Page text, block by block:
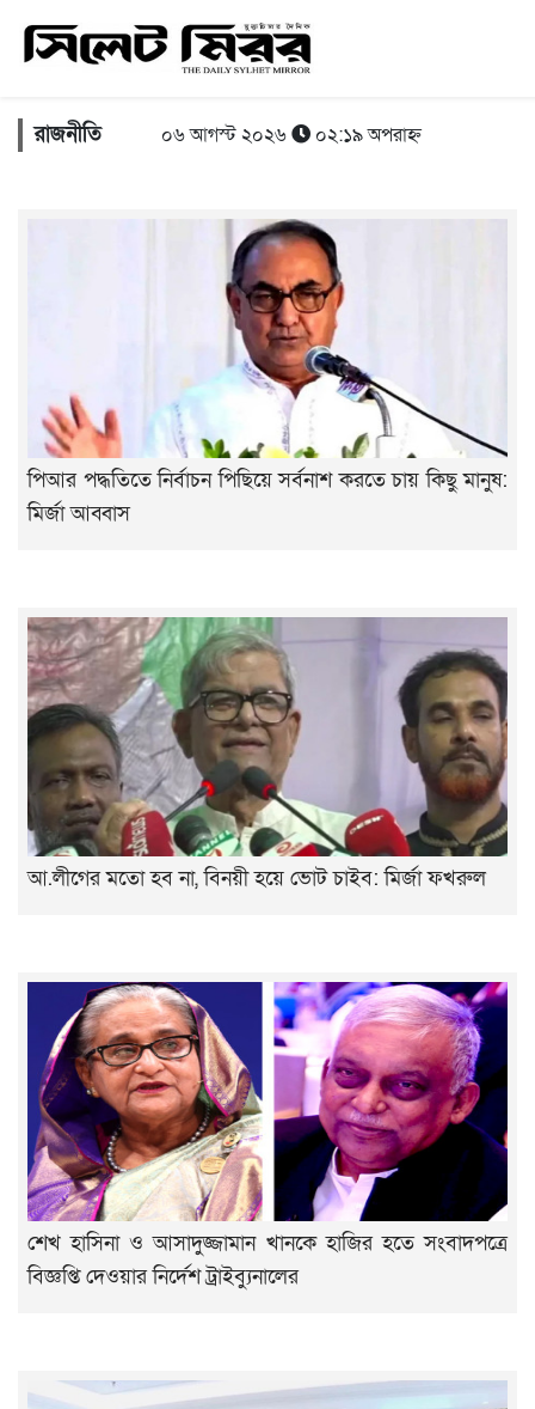
রাজনীতি ০৬ আগস্ট ২০২৬ ০২:১৯ অপরাহ্ন
পিআর পদ্ধতিতে নির্বাচন পিছিয়ে সর্বনাশ করতে চায় কিছু মানুষ:
মির্জা আব্বাস
আ.লীগের মতো হব না, বিনয়ী হয়ে ভোট চাইব: মির্জা ফখরুল
শেখ হাসিনা ও আসাদুজ্জামান খানকে হাজির হতে সংবাদপত্রে
বিজ্ঞপ্তি দেওয়ার নির্দেশ ট্রাইব্যুনালের